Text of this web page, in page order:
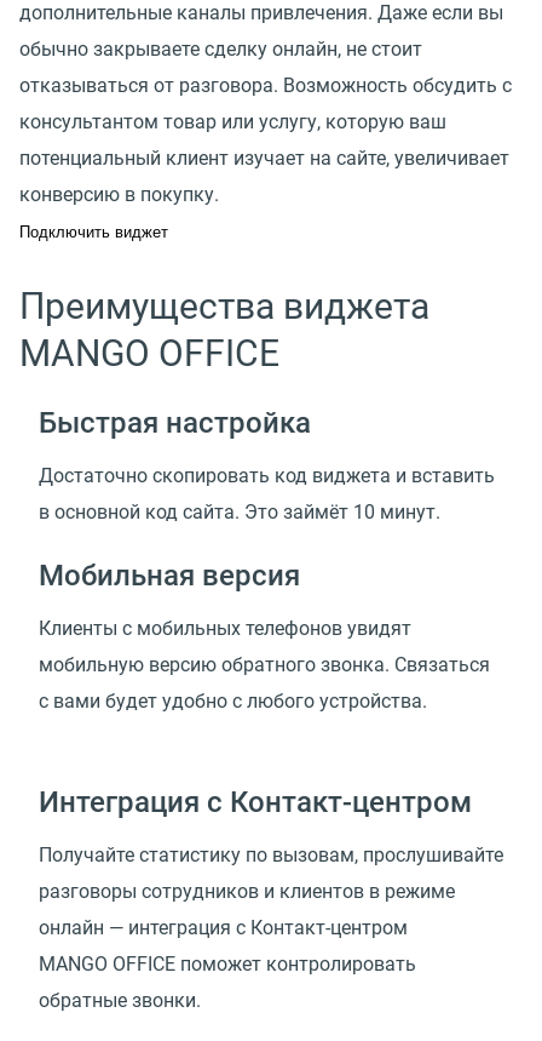
дополнительные каналы привлечения. Даже если вы
обычно закрываете сделку онлайн, не стоит
отказываться от разговора. Возможность обсудить с
консультантом товар или услугу, которую ваш
потенциальный клиент изучает на сайте, увеличивает
конверсию в покупку.
Подключить виджет
Преимущества виджета
MANGO OFFICE
Быстрая настройка
Достаточно скопировать код виджета и вставить
в основной код сайта. Это займёт 10 минут.
Мобильная версия
Клиенты с мобильных телефонов увидят
мобильную версию обратного звонка. Связаться
с вами будет удобно с любого устройства.
Интеграция с Контакт-центром
Получайте статистику по вызовам, прослушивайте
разговоры сотрудников и клиентов в режиме
онлайн — интеграция с Контакт-центром
MANGO OFFICE поможет контролировать
обратные звонки.